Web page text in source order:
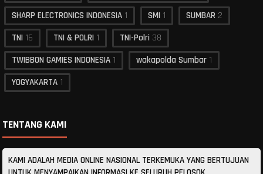
SHARP ELECTRONICS INDONESIA 1 SMI 1 SUMBAR 2
TNI 16 TNI & POLRI 1 TNI-Polri 38
TWIBBON GAMIES INDONESIA 1 wakapolda Sumbar 1
YOGYAKARTA 1
TENTANG KAMI
KAMI ADALAH MEDIA ONLINE NASIONAL TERKEMUKA YANG BERTUJUAN